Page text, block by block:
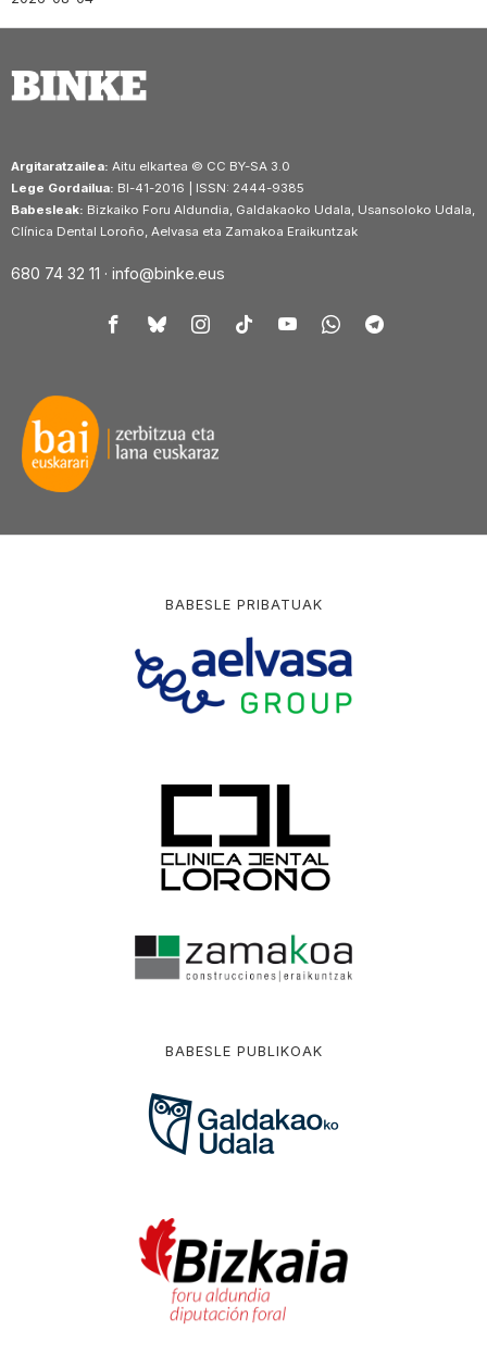
Argitaratzailea: Aitu elkartea © CC BY-SA 3.0
Lege Gordailua: BI-41-2016 | ISSN: 2444-9385
Babesleak: Bizkaiko Foru Aldundia, Galdakaoko Udala, Usansoloko Udala,
Clínica Dental Loroño, Aelvasa eta Zamakoa Eraikuntzak
680 74 32 11 · info@binke.eus
BABESLE PRIBATUAK
BABESLE PUBLIKOAK